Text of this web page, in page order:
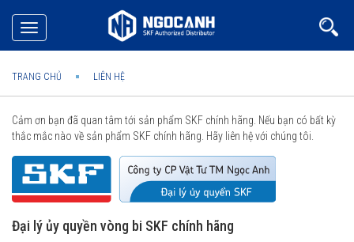
Toggle
navigation
TRANG CHỦ LIÊN HỆ
Cảm ơn bạn đã quan tâm tới sản phẩm SKF chính hãng. Nếu bạn có bất kỳ
thắc mắc nào về sản phẩm SKF chính hãng. Hãy liên hệ với chúng tôi.
Đại lý ủy quyền vòng bi SKF chính hãng